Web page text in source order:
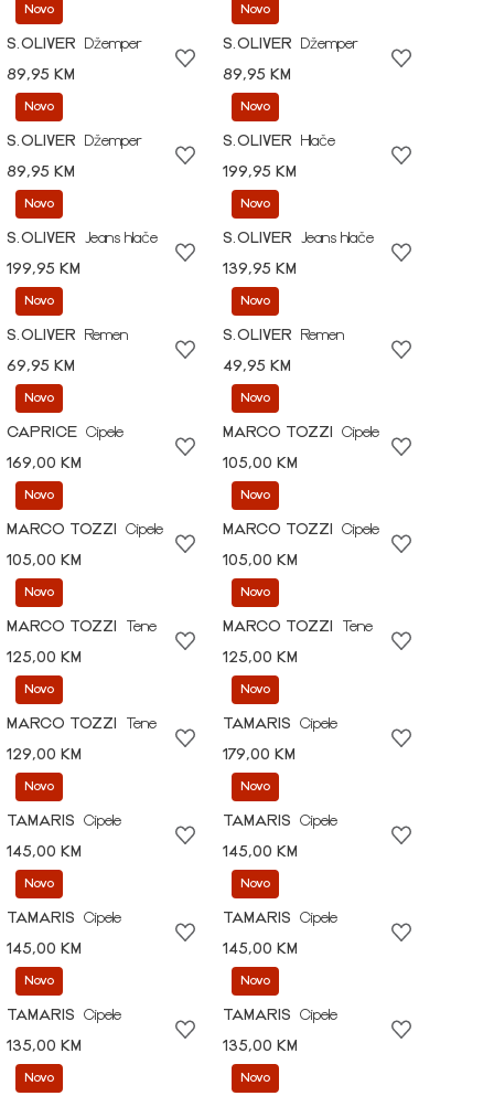
Novo
S.OLIVER
Džemper
89,95 KM
Novo
S.OLIVER
Džemper
89,95 KM
Novo
S.OLIVER
Džemper
89,95 KM
Novo
S.OLIVER
Hlače
199,95 KM
Novo
S.OLIVER
Jeans hlače
199,95 KM
Novo
S.OLIVER
Jeans hlače
139,95 KM
Novo
S.OLIVER
Remen
69,95 KM
Novo
S.OLIVER
Remen
49,95 KM
Novo
CAPRICE Cipele
169,00 KM
Novo
MARCO TOZZI
Cipele
105,00 KM
Novo
MARCO TOZZI
Cipele
105,00 KM
Novo
MARCO TOZZI
Cipele
105,00 KM
Novo
MARCO TOZZI
Tene
125,00 KM
Novo
MARCO TOZZI
Tene
125,00 KM
Novo
MARCO TOZZI
Tene
129,00 KM
Novo
TAMARIS
Cipele
179,00 KM
Novo
TAMARIS
Cipele
145,00 KM
Novo
TAMARIS
Cipele
145,00 KM
Novo
TAMARIS
Cipele
145,00 KM
Novo
TAMARIS
Cipele
145,00 KM
Novo
TAMARIS
Cipele
135,00 KM
Novo
TAMARIS
Cipele
135,00 KM
Novo Novo